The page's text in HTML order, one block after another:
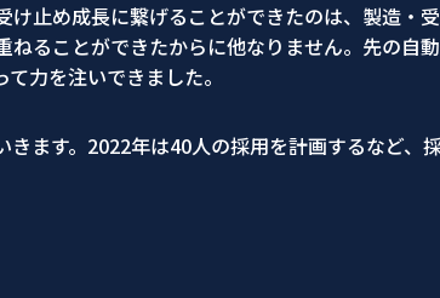
止め成長に繋げることができたのは、製造・
ることができたからに他なりません。先の自
力を注いできました。
ます。2022年は40人の採用を計画するなど、